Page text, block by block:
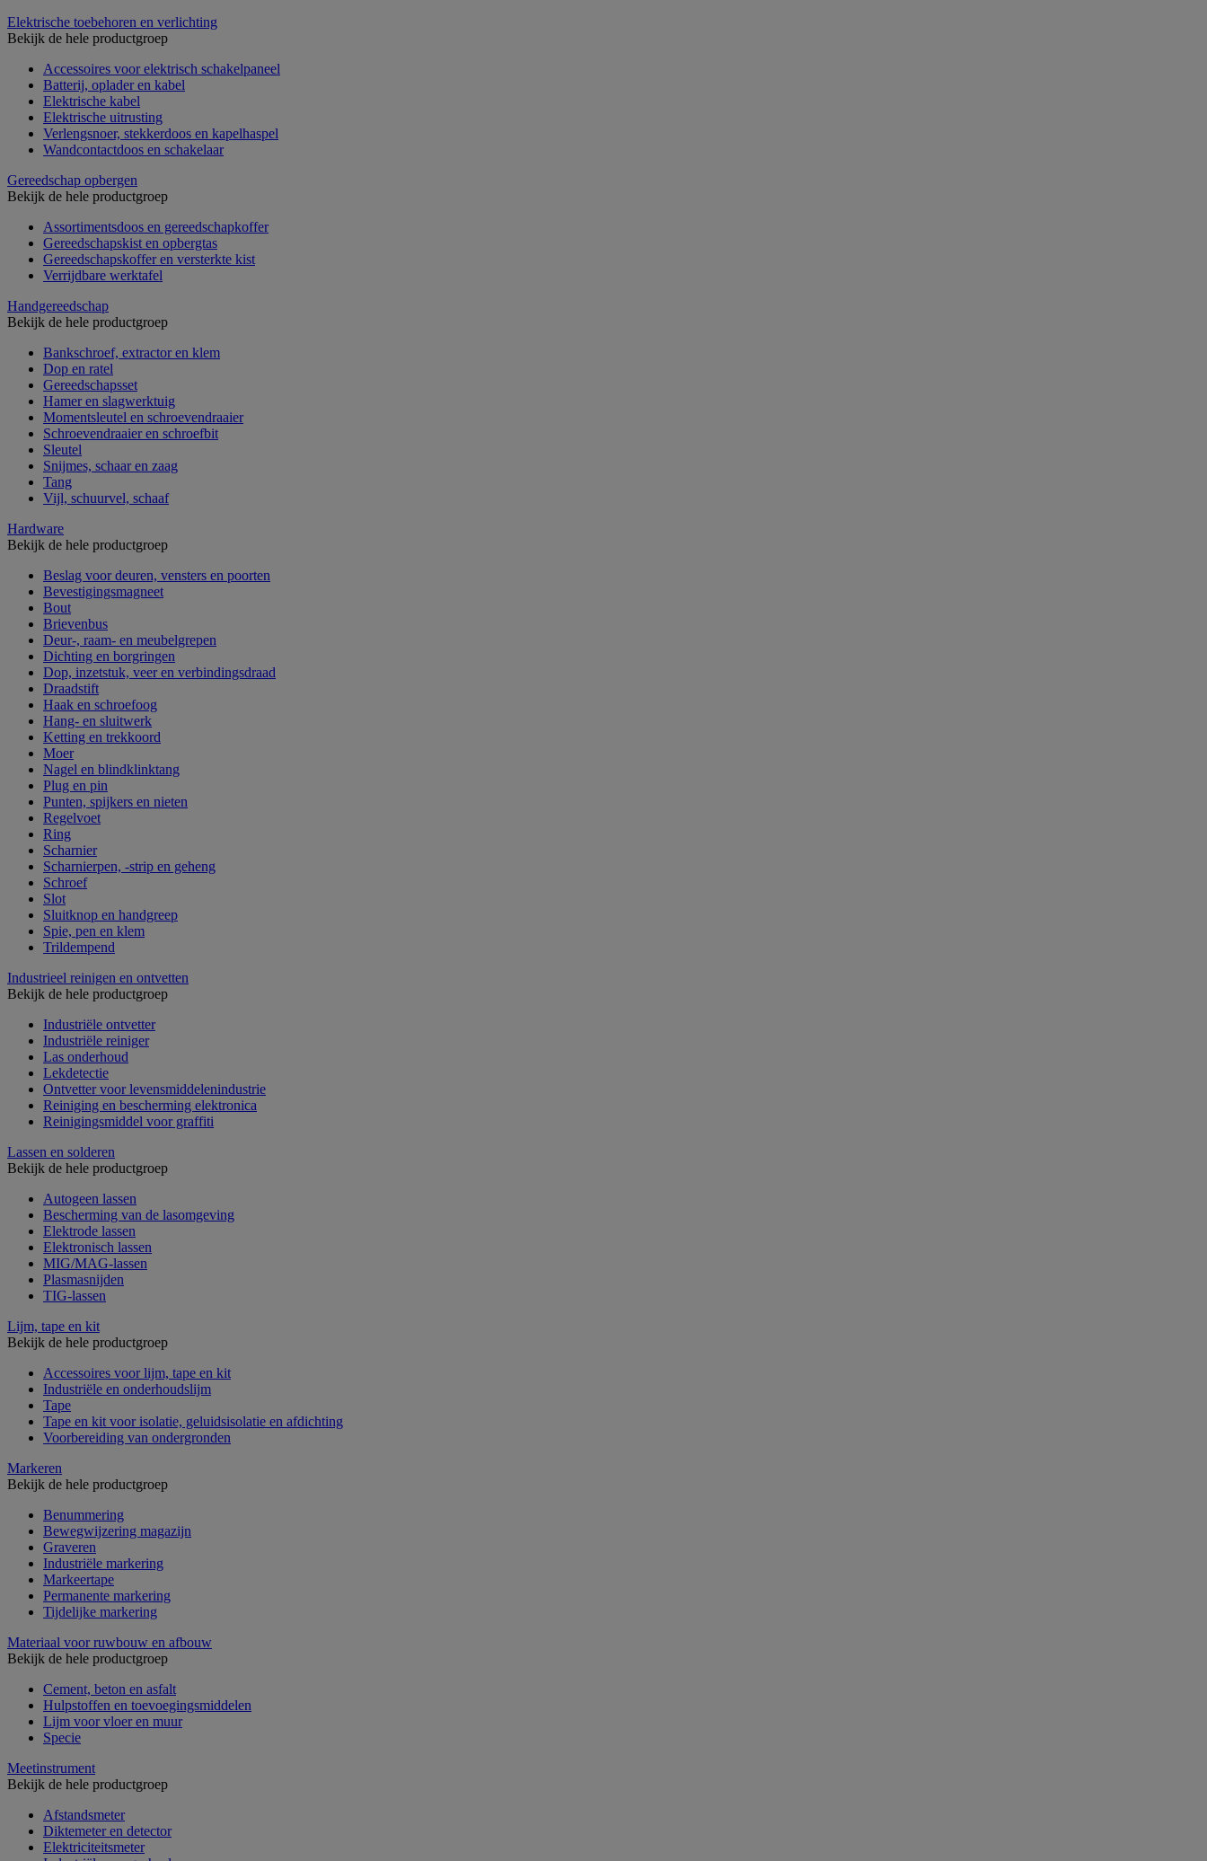
Elektrische toebehoren en verlichting
Bekijk de hele productgroep
Accessoires voor elektrisch schakelpaneel
Batterij, oplader en kabel
Elektrische kabel
Elektrische uitrusting
Verlengsnoer, stekkerdoos en kapelhaspel
Wandcontactdoos en schakelaar
Gereedschap opbergen
Bekijk de hele productgroep
Assortimentsdoos en gereedschapkoffer
Gereedschapskist en opbergtas
Gereedschapskoffer en versterkte kist
Verrijdbare werktafel
Handgereedschap
Bekijk de hele productgroep
Bankschroef, extractor en klem
Dop en ratel
Gereedschapsset
Hamer en slagwerktuig
Momentsleutel en schroevendraaier
Schroevendraaier en schroefbit
Sleutel
Snijmes, schaar en zaag
Tang
Vijl, schuurvel, schaaf
Hardware
Bekijk de hele productgroep
Beslag voor deuren, vensters en poorten
Bevestigingsmagneet
Bout
Brievenbus
Deur-, raam- en meubelgrepen
Dichting en borgringen
Dop, inzetstuk, veer en verbindingsdraad
Draadstift
Haak en schroefoog
Hang- en sluitwerk
Ketting en trekkoord
Moer
Nagel en blindklinktang
Plug en pin
Punten, spijkers en nieten
Regelvoet
Ring
Scharnier
Scharnierpen, -strip en geheng
Schroef
Slot
Sluitknop en handgreep
Spie, pen en klem
Trildempend
Industrieel reinigen en ontvetten
Bekijk de hele productgroep
Industriële ontvetter
Industriële reiniger
Las onderhoud
Lekdetectie
Ontvetter voor levensmiddelenindustrie
Reiniging en bescherming elektronica
Reinigingsmiddel voor graffiti
Lassen en solderen
Bekijk de hele productgroep
Autogeen lassen
Bescherming van de lasomgeving
Elektrode lassen
Elektronisch lassen
MIG/MAG-lassen
Plasmasnijden
TIG-lassen
Lijm, tape en kit
Bekijk de hele productgroep
Accessoires voor lijm, tape en kit
Industriële en onderhoudslijm
Tape
Tape en kit voor isolatie, geluidsisolatie en afdichting
Voorbereiding van ondergronden
Markeren
Bekijk de hele productgroep
Benummering
Bewegwijzering magazijn
Graveren
Industriële markering
Markeertape
Permanente markering
Tijdelijke markering
Materiaal voor ruwbouw en afbouw
Bekijk de hele productgroep
Cement, beton en asfalt
Hulpstoffen en toevoegingsmiddelen
Lijm voor vloer en muur
Specie
Meetinstrument
Bekijk de hele productgroep
Afstandsmeter
Diktemeter en detector
Elektriciteitsmeter